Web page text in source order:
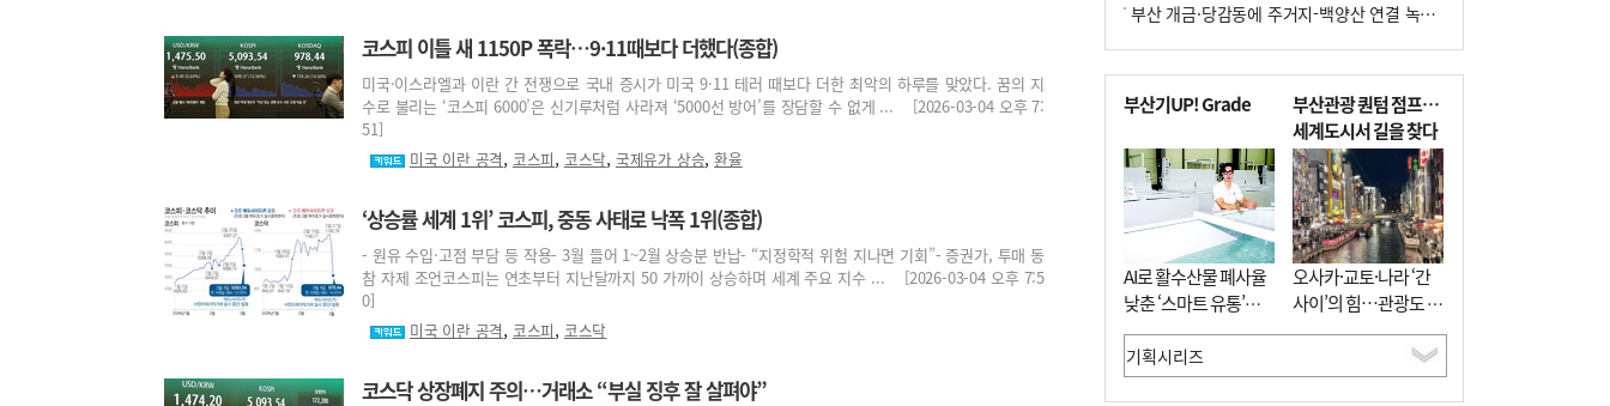
코스피 이틀 새 1150P 폭락…9·11때보다 더했다(종합)
미국·이스라엘과 이란 간 전쟁으로 국내 증시가 미국 9·11 테러 때보다 더한 최악의 하루를 맞았다. 꿈의 지
수로 불리는 ‘코스피 6000’은 신기루처럼 사라져 ‘5000선 방어’를 장담할 수 없게 ... [2026-03-04 오후 7:
51]
미국 이란 공격, 코스피, 코스닥, 국제유가 상승,환율
‘상승률 세계 1위’ 코스피, 중동 사태로 낙폭 1위(종합)
- 원유 수입·고점 부담 등 작용- 3월 들어 1~2월 상승분 반납- “지정학적 위험 지나면 기회”- 증권가, 투매 동
참 자제 조언코스피는 연초부터 지난달까지 50 가까이 상승하며 세계 주요 지수 ... [2026-03-04 오후 7:5
0]
미국 이란 공격, 코스피, 코스닥
코스닥 상장폐지 주의…거래소 “부실 징후 잘 살펴야”
부산 개금·당감동에 주거지-백양산 연결 녹지 조성
부산기UP! Grade
AI로 활수산물 폐사율
낮춘 ‘스마트 유통’…
사막·산악지대 수출
도전
부산관광 퀀텀 점프…
세계도시서 길을 찾다
오사카·교토·나라 ‘간
사이’의 힘…관광도 뭉
쳐야 흥한다